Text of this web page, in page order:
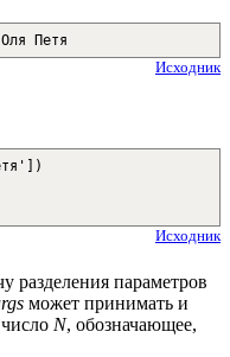
Петя
Исходник
Исходник
разделения параметров
может принимать и
N, обозначающее,